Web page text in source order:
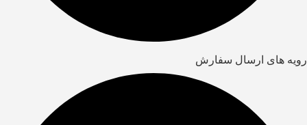
رویه های ارسال سفارش